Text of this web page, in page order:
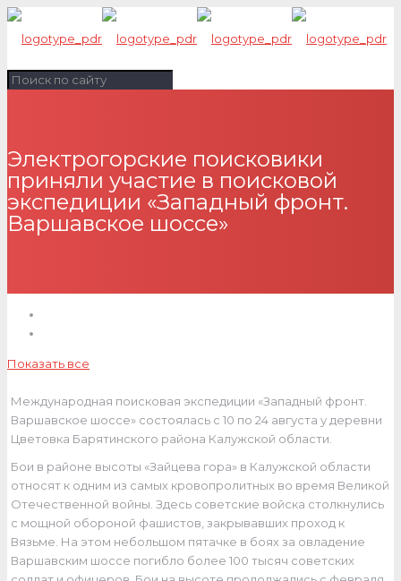
Электрогорские поисковики
приняли участие в поисковой
экспедиции «Западный фронт.
Варшавское шоссе»
Показать все
Международная поисковая экспедиции «Западный фронт.
Варшавское шоссе» состоялась с 10 по 24 августа у деревни
Цветовка Барятинского района Калужской области.
Бои в районе высоты «Зайцева гора» в Калужской области
относят к одним из самых кровопролитных во время Великой
Отечественной войны. Здесь советские войска столкнулись
с мощной обороной фашистов, закрывавших проход к
Вязьме. На этом небольшом пятачке в боях за овладение
Варшавским шоссе погибло более 100 тысяч советских